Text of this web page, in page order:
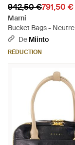
942,50 €791,50 €
Marni
Bucket Bags - Neutre
De Miinto
RÉDUCTION